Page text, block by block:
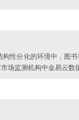
性分化的环境中，图
场监测机构中金易云